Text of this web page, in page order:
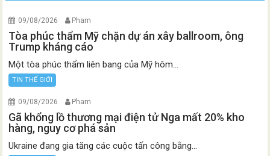
09/08/2026 Pham
Tòa phúc thẩm Mỹ chặn dự án xây ballroom, ông
Trump kháng cáo
Một tòa phúc thẩm liên bang của Mỹ hôm...
TIN THẾ GIỚI
09/08/2026 Pham
Gã khổng lồ thương mại điện tử Nga mất 20% kho
hàng, nguy cơ phá sản
Ukraine đang gia tăng các cuộc tấn công bằng...